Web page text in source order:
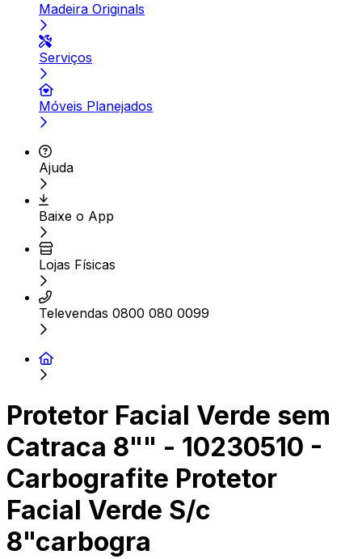
Madeira Originals
Serviços
Móveis Planejados
Ajuda
Baixe o App
Lojas Físicas
Televendas 0800 080 0099
Protetor Facial Verde sem
Catraca 8"" - 10230510 -
Carbografite Protetor
Facial Verde S/c
8"carbogra